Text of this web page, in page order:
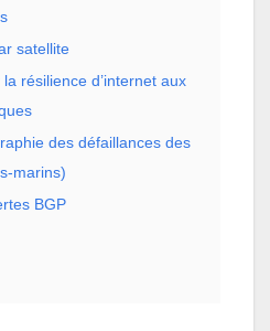
satellite
résilience d’internet aux
des défaillances des
marins)
BGP